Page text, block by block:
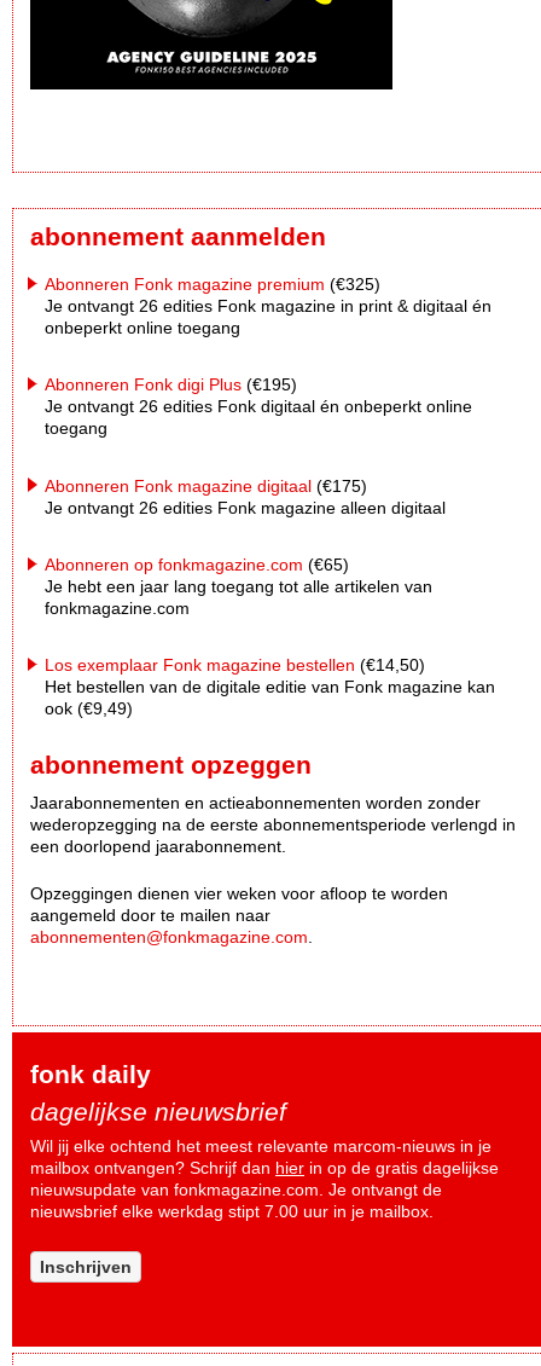
abonnement aanmelden
Abonneren Fonk magazine premium (€325)
Je ontvangt 26 edities Fonk magazine in print & digitaal én
onbeperkt online toegang
Abonneren Fonk digi Plus (€195)
Je ontvangt 26 edities Fonk digitaal én onbeperkt online
toegang
Abonneren Fonk magazine digitaal (€175)
Je ontvangt 26 edities Fonk magazine alleen digitaal
Abonneren op fonkmagazine.com (€65)
Je hebt een jaar lang toegang tot alle artikelen van
fonkmagazine.com
Los exemplaar Fonk magazine bestellen (€14,50)
Het bestellen van de digitale editie van Fonk magazine kan
ook (€9,49)
abonnement opzeggen
Jaarabonnementen en actieabonnementen worden zonder
wederopzegging na de eerste abonnementsperiode verlengd in
een doorlopend jaarabonnement.
Opzeggingen dienen vier weken voor afloop te worden
aangemeld door te mailen naar
abonnementen@fonkmagazine.com
fonk daily
dagelijkse nieuwsbrief
Wil jij elke ochtend het meest relevante marcom-nieuws in je
mailbox ontvangen? Schrijf dan hier in op de gratis dagelijkse
nieuwsupdate van fonkmagazine.com. Je ontvangt de
nieuwsbrief elke werkdag stipt 7.00 uur in je mailbox.
Inschrijven